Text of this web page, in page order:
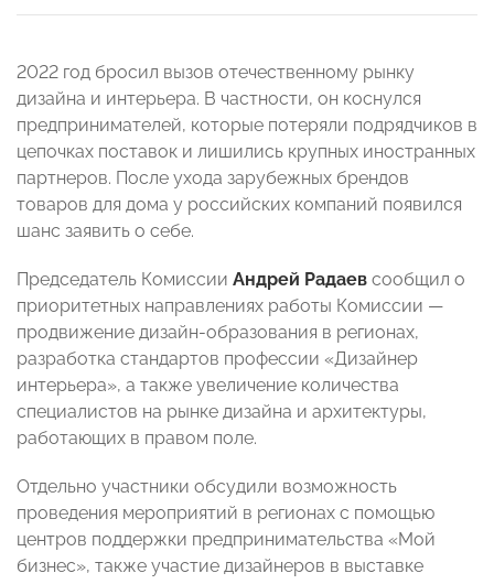
2022 год бросил вызов отечественному рынку
дизайна и интерьера. В частности, он коснулся
предпринимателей, которые потеряли подрядчиков в
цепочках поставок и лишились крупных иностранных
партнеров. После ухода зарубежных брендов
товаров для дома у российских компаний появился
шанс заявить о себе.
Председатель Комиссии Андрей Радаев сообщил о
приоритетных направлениях работы Комиссии —
продвижение дизайн-образования в регионах,
разработка стандартов профессии «Дизайнер
интерьера», а также увеличение количества
специалистов на рынке дизайна и архитектуры,
работающих в правом поле.
Отдельно участники обсудили возможность
проведения мероприятий в регионах с помощью
центров поддержки предпринимательства «Мой
бизнес», также участие дизайнеров в выставке